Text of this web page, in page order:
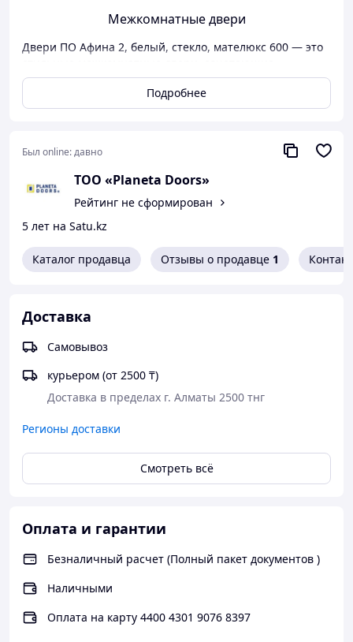
Межкомнатные двери
Двери ПО Афина 2, белый, стекло, мателюкс 600 — это
белоснежное покрытие и стеклянную вставку с
матовым эффектом (мателюкс). Такое стекло
обеспечивает визуальную лёгкость, при этом сохраняя
компактным решением для узких проёмов, а дизайн
"Афина 2" добавляет элегантности и современности
интерьеру.
Особенности:
Каркас из бруса сосны.
Цвет - белый
Производство Россия ,
Подробнее
Был online:давно
ТОО «Planeta Doors»
Рейтинг не сформирован
5 лет на Satu.kz
Каталог продавца Отзывы о продавце 1
Доставка
Самовывоз
курьером (от 2500 ₸)
Доставка в пределах г. Алматы 2500 тнг
Регионы доставки
Смотреть всё
Оплата и гарантии
Безналичный расчет (Полный пакет документов )
Наличными
Оплата на карту 4400 4301 9076 8397